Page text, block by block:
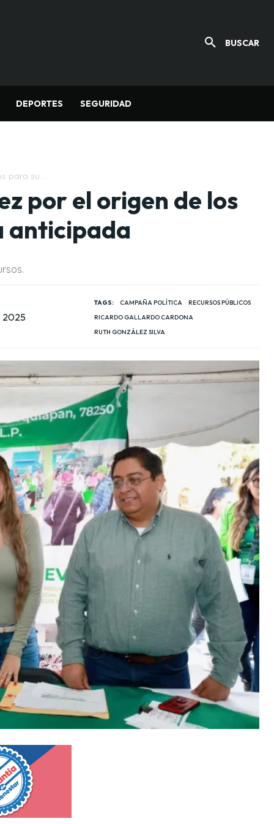
BUSCAR
DEPORTES SEGURIDAD
para su...
por el origen de los
anticipada
2025
TAGS: CAMPAÑA POLÍTICA
RECURSOS PÚBLICOS
RICARDO GALLARDO CARDONA
RUTH GONZÁLEZ SILVA